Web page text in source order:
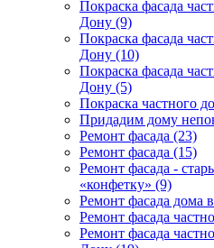
Покраска фасада
Дону (9)
Покраска фасада
Дону (10)
Покраска фасада
Дону (5)
Покраска частного
Придадим дому
Ремонт фасада (23)
Ремонт фасада (15)
Ремонт фасада -
«конфетку» (9)
Ремонт фасада дома
Ремонт фасада
Ремонт фасада